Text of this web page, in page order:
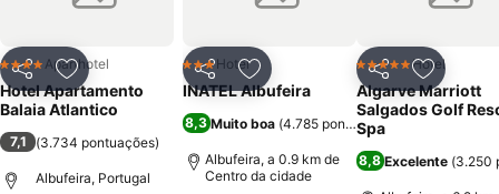
cuidados todos os aspetos verdadeiramente importantes: meio
Balaia Atlântico prima pelo invulgar dimensionamento das suas
áreas de apoio e lazer e pelos seus apartamentos completamente
decorados, com design contrastante, mobiliário exótico de design
arrojado e leve, onde se combina uma decoração moderna e
minimalista com o versatilidade e a robustez de peças de traço
exclusivo.
PartilharAdicionar aos favoritos
4 EstrelasAparthotel
Hotel Apartamento
Balaia Atlantico
7,1 (3.734 pontuações)
Albufeira, Portugal
PartilharAdicionar aos favoritos
3 Estrelas
Hotel
INATEL Albufeira
8,3Muito boa (4.785 pontuações
Albufeira, a 0.9 km de
Centro da cidade
Partilhar
5 EstrelasHotel
Algarve Marriott
Salgados Golf
Spa
8,8Excelente (3.250